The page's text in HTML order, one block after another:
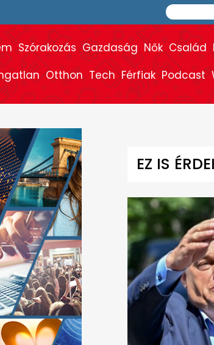
Szórakozás Gazdaság Nők Család
Otthon Tech Férfiak Podcast
EZ IS